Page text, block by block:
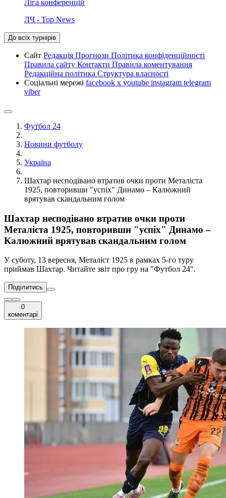
Ліга конференцій
ЛЧ - Top News
До всіх турнірів
Сайт Редакція Прогнози Політика конфіденційності
Правила сайту Контакти Правила коментування
Редакційна політика Структура власності
Соціальні мережі facebook x youtube instagram telegram
viber
Футбол 24
Новини футболу
Україна
Шахтар несподівано втратив очки проти Металіста
1925, повторивши "успіх" Динамо – Калюжний
врятував скандальним голом
Шахтар несподівано втратив очки проти
Металіста 1925, повторивши "успіх" Динамо –
Калюжний врятував скандальним голом
У суботу, 13 вересня, Металіст 1925 в рамках 5-го туру
приймав Шахтар. Читайте звіт про гру на "Футбол 24".
Поділитись
0
коментарі